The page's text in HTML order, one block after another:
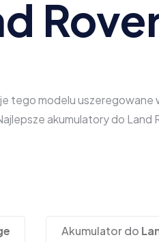
tego modelu
akumulatory do
Akumulator do